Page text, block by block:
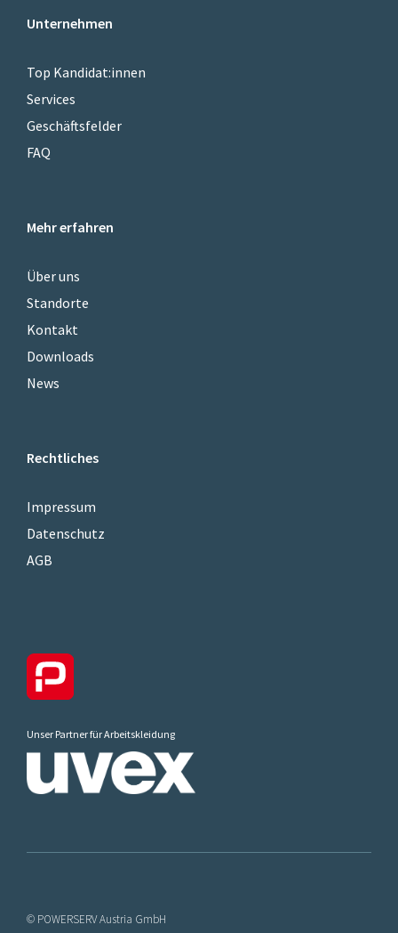
Unternehmen
Top Kandidat:innen
Services
Geschäftsfelder
FAQ
Mehr erfahren
Über uns
Standorte
Kontakt
Downloads
News
Rechtliches
Impressum
Datenschutz
AGB
Unser Partner für Arbeitskleidung
© POWERSERV Austria GmbH